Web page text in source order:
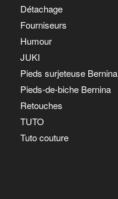
Détachage
Fourniseurs
Humour
JUKI
Pieds surjeteuse Bernina
Pieds-de-biche Bernina
Retouches
TUTO
Tuto couture